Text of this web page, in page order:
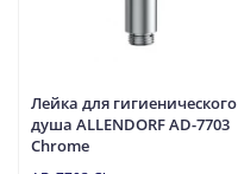
Лейка для гигиенического
душа ALLENDORF AD-7703
Chrome